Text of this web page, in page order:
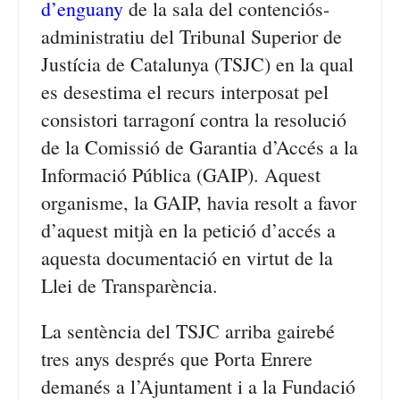
d’enguany de la sala del contenciós-
administratiu del Tribunal Superior de
Justícia de Catalunya (TSJC) en la qual
es desestima el recurs interposat pel
consistori tarragoní contra la resolució
de la Comissió de Garantia d’Accés a la
Informació Pública (GAIP). Aquest
organisme, la GAIP, havia resolt a favor
d’aquest mitjà en la petició d’accés a
aquesta documentació en virtut de la
Llei de Transparència.
La sentència del TSJC arriba gairebé
tres anys després que Porta Enrere
demanés a l’Ajuntament i a la Fundació